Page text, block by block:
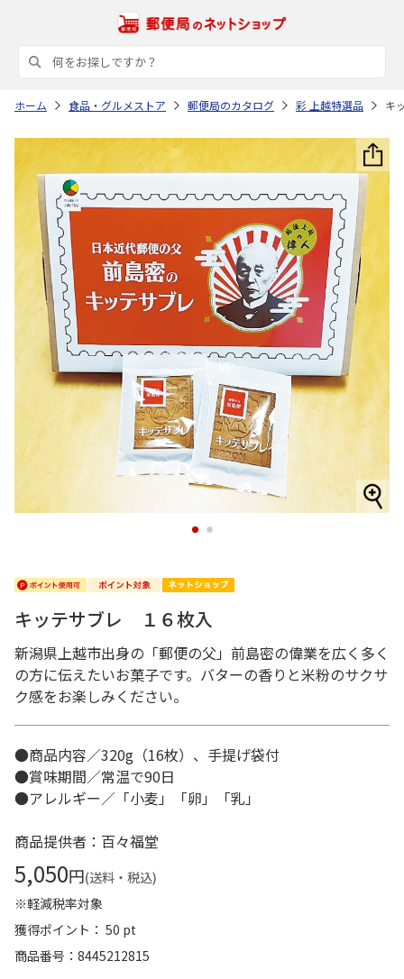
ホーム 食品・グルメストア 郵便局のカタログ 彩 上越特選品 キ
1 2
キッテサブレ １６枚入
新潟県上越市出身の「郵便の父」前島密の偉業を広く多く
の方に伝えたいお菓子です。バターの香りと米粉のサクサ
ク感をお楽しみください。
●商品内容／320g（16枚）、手提げ袋付
●賞味期間／常温で90日
●アレルギー／「小麦」「卵」「乳」
商品提供者：百々福堂
5,050円(送料・税込)
※軽減税率対象
獲得ポイント： 50 pt
商品番号
8445212815